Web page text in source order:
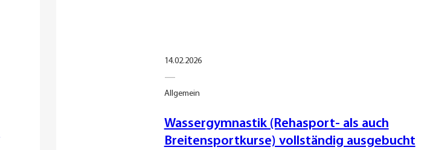
14.02.2026
—
Allgemein
Wassergymnastik (Rehasport- als auch
Breitensportkurse) vollständig ausgebucht